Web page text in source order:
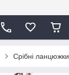
Срібні